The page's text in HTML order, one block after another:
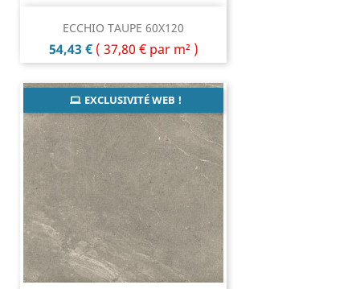
ECCHIO TAUPE 60X120
Prix
54,43 € ( 37,80 € par m² )
EXCLUSIVITÉ WEB !